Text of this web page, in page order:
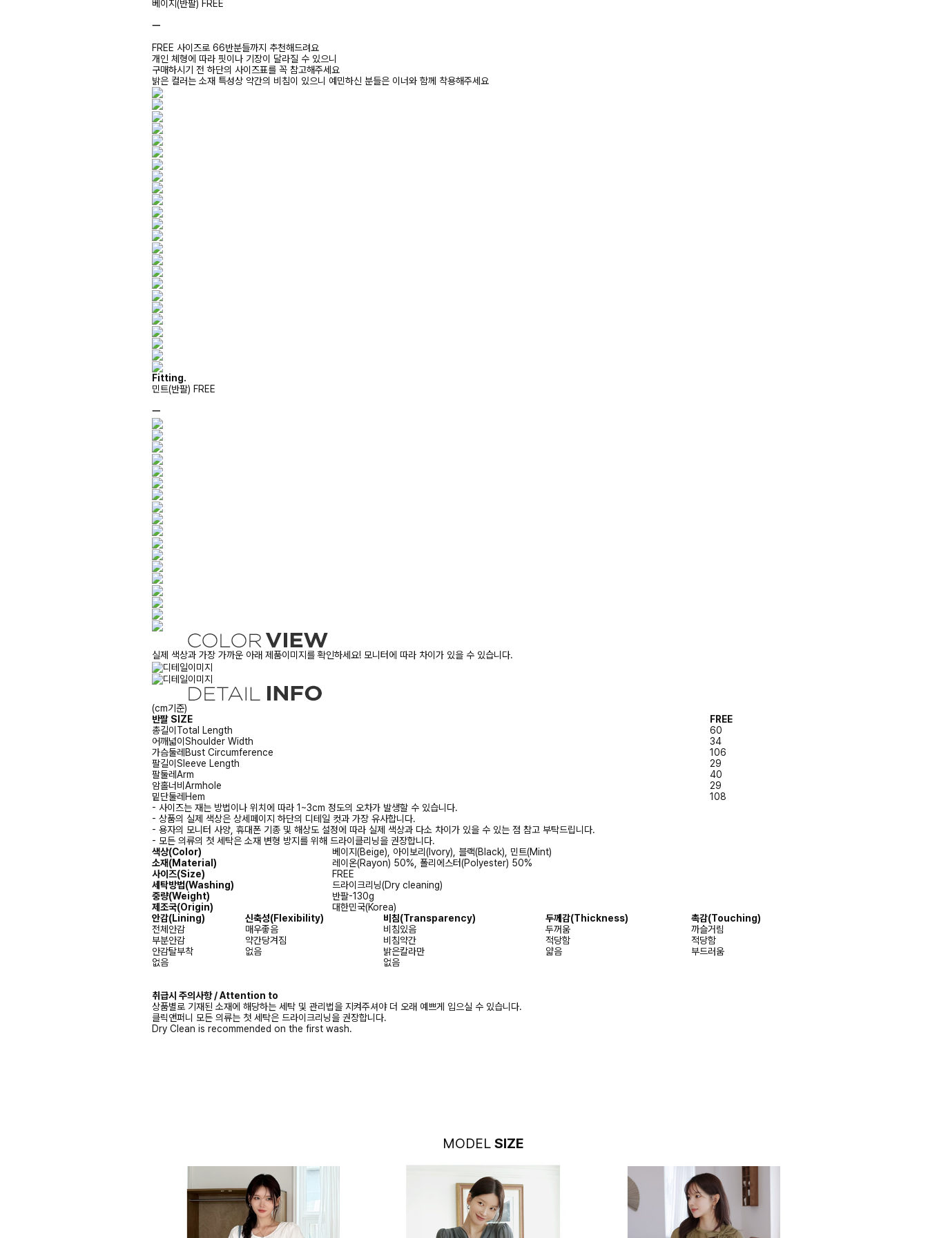
베이지(반팔) FREE
ㅡ
FREE 사이즈로 66반분들까지 추천해드려요
개인 체형에 따라 핏이나 기장이 달라질 수 있으니
구매하시기 전 하단의 사이즈표를 꼭 참고해주세요
밝은 컬러는 소재 특성상 약간의 비침이 있으니 예민하신 분들은 이너와 함께 착용해주세요
Fitting.
민트(반팔) FREE
ㅡ
실제 색상과 가장 가까운 아래 제품이미지를 확인하세요! 모니터에 따라 차이가 있을 수 있습니다.
(cm기준)
반팔 SIZE
FREE
총길이 Total Length
60
어깨넓이 Shoulder Width
34
가슴둘레 Bust Circumference
106
팔길이 Sleeve Length
29
팔둘레Arm
40
암홀너비 Armhole
29
밑단둘레 Hem
108
- 사이즈는 재는 방법이나 위치에 따라 1~3cm 정도의 오차가 발생할 수 있습니다.
- 상품의 실제 색상은 상세페이지 하단의 디테일 컷과 가장 유사합니다.
- 용자의 모니터 사양, 휴대폰 기종 및 해상도 설정에 따라 실제 색상과 다소 차이가 있을 수 있는 점 참고 부탁드립니다.
- 모든 의류의 첫 세탁은 소재 변형 방지를 위해 드라이클리닝을 권장합니다.
색상(Color)
베이지(Beige), 아이보리(Ivory), 블랙(Black), 민트(Mint)
소재(Material)
레이온(Rayon) 50%, 폴리에스터(Polyester) 50%
사이즈(Size)
FREE
세탁방법(Washing)
드라이크리닝(Dry cleaning)
중량(Weight)
반팔-130g
제조국(Origin)
대한민국(Korea)
안감(Lining) 신축성(Flexibility) 비침(Transparency) 두께감(Thickness) 촉감(Touching)
전체안감
매우좋음 비침있음 두꺼움
까슬거림
부분안감
약간당겨짐 비침약간 적당함
적당함
안감탈부착
없음 밝은칼라만 얇음
부드러움
없음
없음
취급시 주의사항 / Attention to
상품별로 기재된 소재에 해당하는 세탁 및 관리법을 지켜주셔야 더 오래 예쁘게 입으실 수 있습니다.
클릭앤퍼니 모든 의류는 첫 세탁은 드라이크리닝을 권장합니다.
Dry Clean is recommended on the first wash.
MODEL SIZE